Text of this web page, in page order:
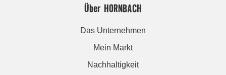
Über HORNBACH
Das Unternehmen
Mein Markt
Nachhaltigkeit